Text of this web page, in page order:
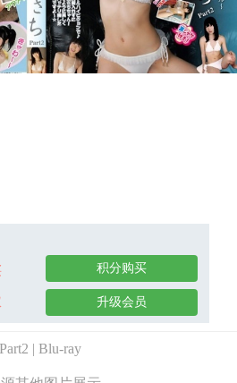
积分购买
升级会员
| Part2 | Blu-ray